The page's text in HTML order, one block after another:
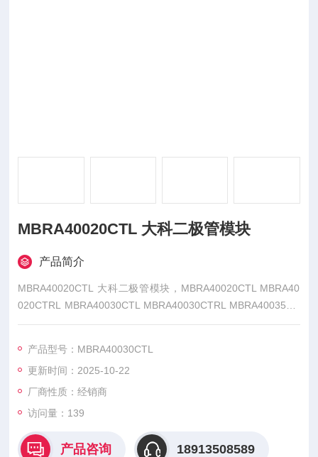
MBRA40020CTL 大科二极管模块
产品简介
MBRA40020CTL 大科二极管模块，MBRA40020CTL MBRA40
020CTRL MBRA40030CTL MBRA40030CTRL MBRA40035CT
L MBRA40035CTRL MBRA40040CTL
极管模块是大科公司推出的一系列高性能半导体器件，在电力电
子领域应用广泛。
产品型号：MBRA40030CTL
更新时间：2025-10-22
厂商性质：经销商
访问量：139
产品咨询 18913508589